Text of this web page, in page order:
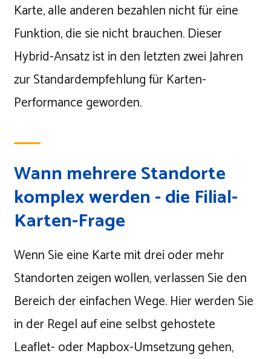
Karte, alle anderen bezahlen nicht für eine
Funktion, die sie nicht brauchen. Dieser
Hybrid-Ansatz ist in den letzten zwei Jahren
zur Standardempfehlung für Karten-
Performance geworden.
Wann mehrere Standorte
komplex werden - die Filial-
Karten-Frage
Wenn Sie eine Karte mit drei oder mehr
Standorten zeigen wollen, verlassen Sie den
Bereich der einfachen Wege. Hier werden Sie
in der Regel auf eine selbst gehostete
Leaflet- oder Mapbox-Umsetzung gehen,